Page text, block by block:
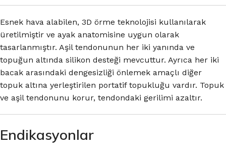
Esnek hava alabilen, 3D örme teknolojisi kullanılarak
üretilmiştir ve ayak anatomisine uygun olarak
tasarlanmıştır. Aşil tendonunun her iki yanında ve
topuğun altında silikon desteği mevcuttur. Ayrıca her iki
bacak arasındaki dengesizliği önlemek amaçlı diğer
topuk altına yerleştirilen portatif topukluğu vardır. Topuk
ve aşil tendonunu korur, tendondaki gerilimi azaltır.
Endikasyonlar